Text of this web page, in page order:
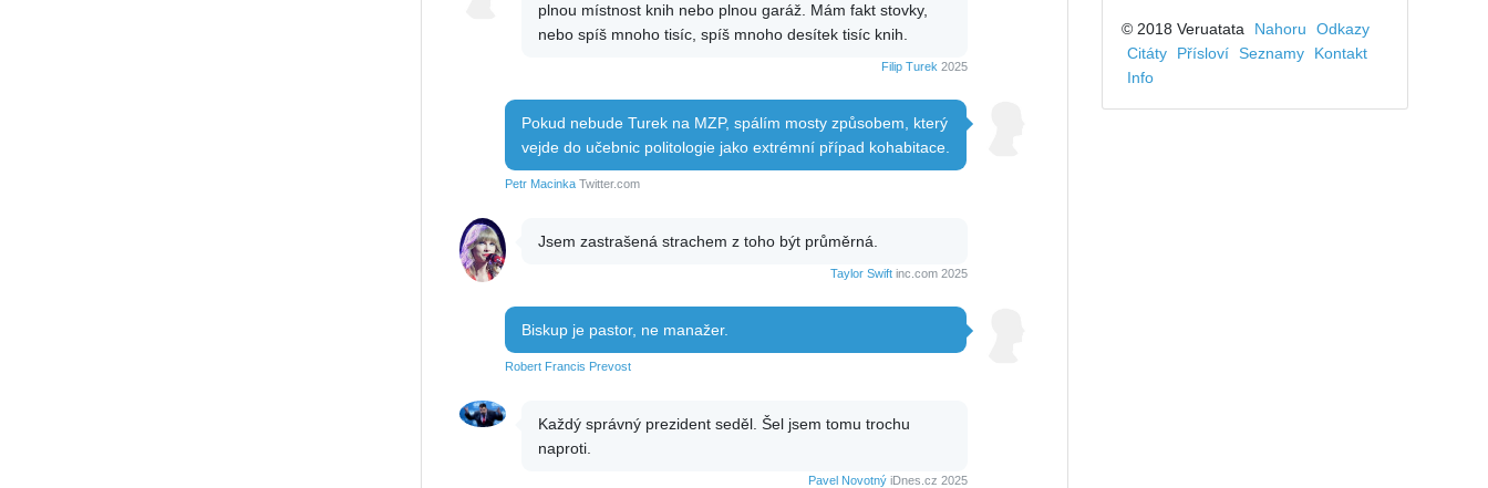
plnou místnost knih nebo plnou garáž. Mám fakt stovky,
nebo spíš mnoho tisíc, spíš mnoho desítek tisíc knih.
Filip Turek 2025
Pokud nebude Turek na MZP, spálím mosty způsobem, který
vejde do učebnic politologie jako extrémní případ kohabitace.
Petr MacinkaTwitter.com
Jsem zastrašená strachem z toho být průměrná.
Taylor Swiftinc.com 2025
Biskup je pastor, ne manažer.
Robert Francis Prevost
Každý správný prezident seděl. Šel jsem tomu trochu
naproti.
Pavel NovotnýiDnes.cz 2025
© 2018 Veruatata Nahoru
Odkazy
Citáty
Přísloví Seznamy
Kontakt
Info